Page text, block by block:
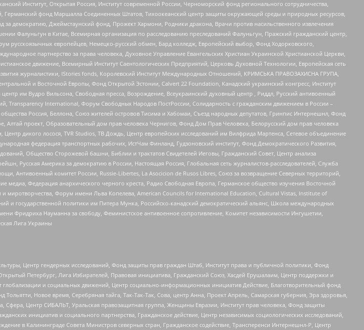
Институт, Открытая Россия, Институт современной России, Черноморский фонд регионального сотрудничества,
фонд Маршалла Соединенных Штатов, Тихоокеанский центр защиты окружающей среды и природных ресурсов,
за демократию, Джеймстаунский фонд, Прожект Хармони, Родники дракона, Врачи против насильственного извлечения
Фалуньгун в Китае, Всемирная организация по расследованию преследований Фалуньгун, Пражский гражданский центр,
русскоязычных европейцев, Немецко-русский обмен, Бард колледж, Европейский выбор, Фонд Ходорковского,
партнерство за права человека, Духовное Управление Евангельских Христиан Украинской Христианской Церкви,
движение, Всемирный Институт Саентологических Предприятий, Церковь Духовной Технологии, Европейская сеть
журналистики, IStories fonds, Королевский Институт Международных Отношений, КРИМСЬКА ПРАВОЗАХИСНА ГРУПА,
и Восточной Европы, Фонд Открытой Эстонии, Calvert 22 Foundation, Канадский украинский конгресс, Институт
им Вудро Вильсона, Свободная пресса, Возрождение, Всеукраинский духовный центр , Риддл, Русский антивоенный
International, Форум Свободных Народов ПостРоссии, Солидарность с гражданским движением в России –
Россия, Беллона, Союз жителей островов Тисима и Хабомаи, Съезд народных депутатов, Гринпис Интернешнл, Фонд
проект, Образовательный дом прав человека Чернигов, Фонд Дом Прав Человека, Белорусский дом прав человека
дикого лосося, TVR Studios, ТВ Дождь, Центр европейских исследований им Вилфрида Мартенса, Сетевое объединение
федерация транспортных рабочих, ИстЧам Финланд, Гудзоновский институт, Фонд Демократического Развития,
Общество Сторожевой башни, Библии и трактатов Свидетелей Иеговы, Гражданский Совет, Центр анализа
Русская Америка за демократию в России, Настоящая Россия, Глобальная сеть журналистов-расследователей, Служба
Антивоенный комитет России, Russie-Libertes, La Asocicion de Rusos Libres, Союз за возвращение Северных территорий,
Федерация анархического черного креста, Радио Свободная Европа, Германское общество изучения Восточной
Форум имени Льва Копелева, American Councils for International Education, Cultural Vistas, Institute of
государственной политики им Питера Мунка, Российско-канадский демократический альянс, Школа международных
Фридриха Науманна за свободу, Феминистское антивоенное сопротивление, Комитет независимости Ингушетии,
Лига Украины
Центр гендерных исследований, Фонд защиты прав граждан Штаб, Институт права и публичной политики, Фонд
Петербург, Лига Избирателей, Правовая инициатива, Гражданский Союз, Хасдей Ерушалаим, Центр поддержки и
и социальных движений, Центр социально-информационных инициатив Действие, Благотворительный фонд
Новое время, Серебряная тайга, Так-Так-Так, Сова, центр Анна, Проект Апрель, Самарская губерния, Эра здоровья,
Центр СИБАЛЬТ, Уральская правозащитная группа, Женщины Евразии, Институт прав человека, Фонд защиты
инициатив и социального партнерства, Гражданское действие, Центр независимых социологических исследований,
в Калининграде Совета Министров северных стран, Гражданское содействие, Трансперенси Интернешнл-Р, Центр